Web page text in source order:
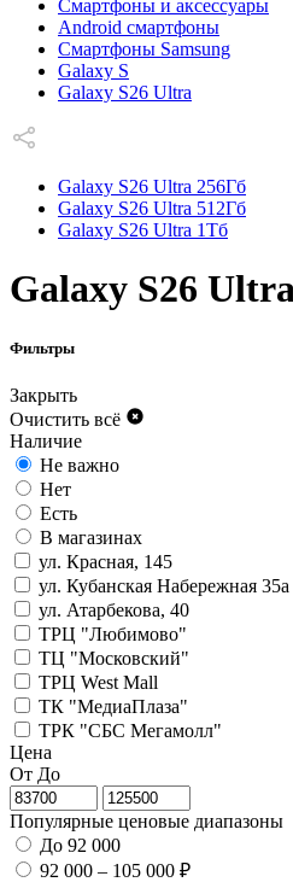
Смартфоны и аксессуары
Android cмартфоны
Смартфоны Samsung
Galaxy S
Galaxy S26 Ultra
Galaxy S26 Ultra 256Гб
Galaxy S26 Ultra 512Гб
Galaxy S26 Ultra 1Тб
Galaxy S26
Фильтры
Закрыть
Очистить всё
Наличие
Не важно
Нет
Есть
В магазинах
ул. Красная, 145
ул. Кубанская Набережная 35а
ул. Атарбекова, 40
ТРЦ "Любимово"
ТЦ "Московский"
ТРЦ West Mall
ТК "МедиаПлаза"
ТРК "СБС Мегамолл"
Цена
От До
Популярные ценовые диапазоны
До 92 000
92 000 – 105 000 ₽